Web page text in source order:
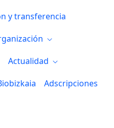
y transferencia
Actualidad
Adscripciones